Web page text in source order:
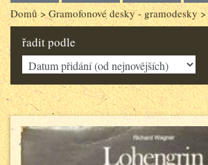
Domů>Gramofonové desky - gramodesky>
řadit podle